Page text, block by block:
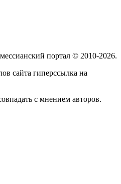
портал © 2010-2026.
сайта гиперссылка на
с мнением авторов.